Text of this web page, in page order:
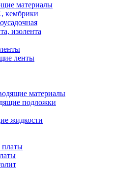
материалы
кембрики
изолента
ленты
материалы
подложки
жидкости